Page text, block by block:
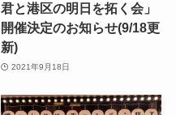
君と港区の明日を拓く会」
開催決定のお知らせ(9/18更
新)
2021年9月18日